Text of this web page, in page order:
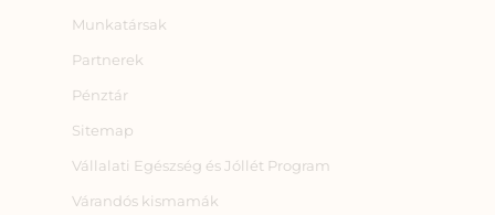
Munkatársak
Partnerek
Pénztár
Sitemap
Vállalati Egészség és Jóllét Program
Várandós kismamák